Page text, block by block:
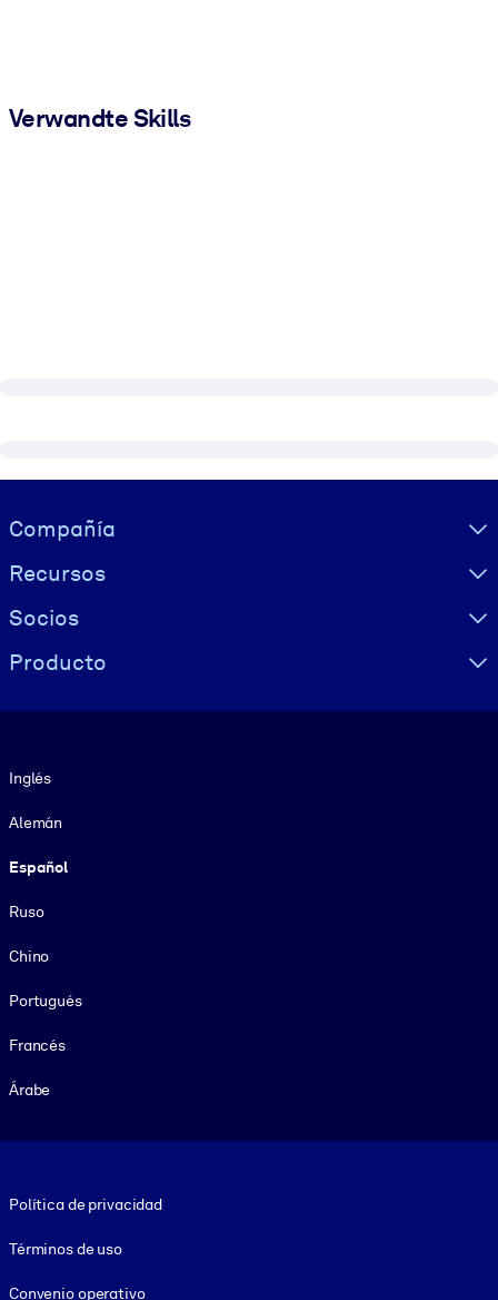
Verwandte Skills
Visually hidden Text
Compañía
Recursos
Socios
Producto
Inglés
Alemán
Español
Ruso
Chino
Portugués
Francés
Árabe
Política de privacidad
Términos de uso
Convenio operativo